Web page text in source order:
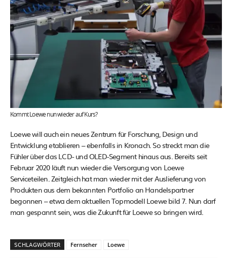
Kommt Loewe nun wieder auf Kurs?
Loewe will auch ein neues Zentrum für Forschung, Design und
Entwicklung etablieren – ebenfalls in Kronach. So streckt man die
Fühler über das LCD- und OLED-Segment hinaus aus. Bereits seit
Februar 2020 läuft nun wieder die Versorgung von Loewe
Serviceteilen. Zeitgleich hat man wieder mit der Auslieferung von
Produkten aus dem bekannten Portfolio an Handelspartner
begonnen – etwa dem aktuellen Topmodell Loewe bild 7. Nun darf
man gespannt sein, was die Zukunft für Loewe so bringen wird.
SCHLAGWÖRTER Fernseher Loewe